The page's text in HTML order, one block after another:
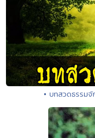
• บทสวดธรรม